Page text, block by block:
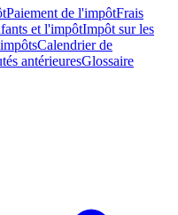
Paiement de l'impôtFrais
et l'impôtImpôt sur les
Calendrier de
antérieuresGlossaire